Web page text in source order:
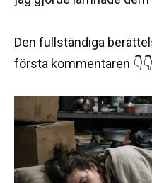
Den fullständiga
första kommentaren